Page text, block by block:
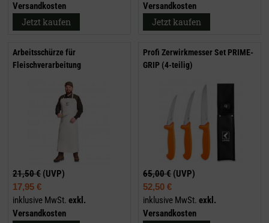
Versandkosten
Jetzt kaufen
Versandkosten
Jetzt kaufen
Arbeitsschürze für
Fleischverarbeitung
21,50 € (UVP)
17,95 €
inklusive MwSt. exkl.
Versandkosten
Profi Zerwirkmesser Set PRIME-
GRIP (4-teilig)
65,00 € (UVP)
52,50 €
inklusive MwSt. exkl.
Versandkosten